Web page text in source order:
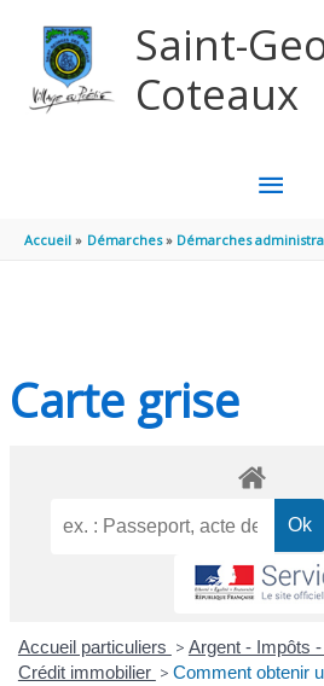
Saint-
Coteaux
MENU
Accueil Démarches Démarches
Carte grise
Accueil particuliers > Argent - Impôts
Crédit immobilier > Comment obtenir